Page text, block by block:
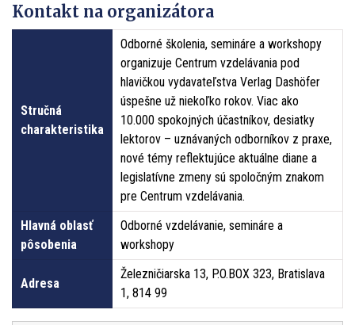
Kontakt na organizátora
Stručná
charakteristika
Odborné školenia, semináre a workshopy
organizuje Centrum vzdelávania pod
hlavičkou vydavateľstva Verlag Dashöfer
úspešne už niekoľko rokov. Viac ako
10.000 spokojných účastníkov, desiatky
lektorov – uznávaných odborníkov z praxe,
nové témy reflektujúce aktuálne diane a
legislatívne zmeny sú spoločným znakom
pre Centrum vzdelávania.
Hlavná oblasť
pôsobenia
Odborné vzdelávanie, semináre a
workshopy
Adresa
Železničiarska 13, P.O.BOX 323, Bratislava
1, 814 99